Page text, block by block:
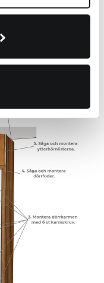
önskad höjd